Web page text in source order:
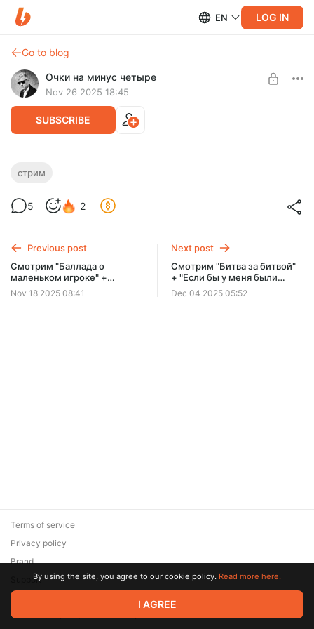
EN LOG IN
Go to blog
Очки на минус четыре
Nov 26 2025 18:45
SUBSCRIBE
Смотрим "Франкенштейн" + "Грабитель
Смотрю фильмы в интернете
стрим
5 2
Previous post
Смотрим "Баллада о
маленьком игроке" +
"Крушащая машина" +
"Великая Элеонор"
Nov 18 2025 08:41
Next post
Смотрим "Битва за битвой"
+ "Если бы у меня были
ноги, я бы тебя пнула" +
"Голубая луна"
Dec 04 2025 05:52
© 2026 Zaya Solutions Limited. All rights reserved. All trademarks
are the property of their respective owners.
Terms of service
Privacy policy
Brand
SupportBy using the site, you agree to our cookie policy. Read more here.
I AGREE